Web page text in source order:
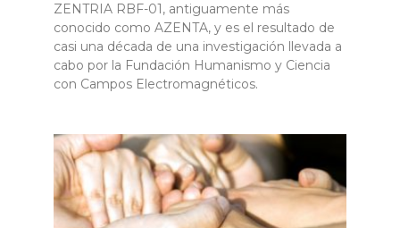
ZENTRIA RBF-01, antiguamente más
conocido como AZENTA, y es el resultado de
casi una década de una investigación llevada a
cabo por la Fundación Humanismo y Ciencia
con Campos Electromagnéticos.